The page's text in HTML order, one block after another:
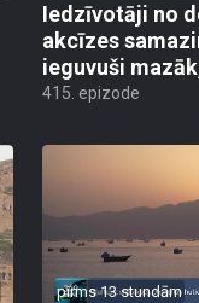
Iedzīvotāji no
akcīzes
ieguvuši
415. epizode
pirms 13 stundām